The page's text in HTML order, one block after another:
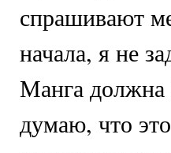
спрашивают
начала, я не
Манга должна
думаю, что